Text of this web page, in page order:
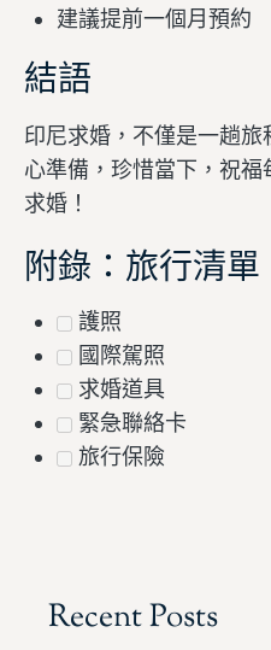
建議提前一個月預約
結語
印尼求婚，不僅是一趟
心準備，珍惜當下，祝
求婚！
附錄：旅行清單
護照
國際駕照
求婚道具
緊急聯絡卡
旅行保險
Recent Posts